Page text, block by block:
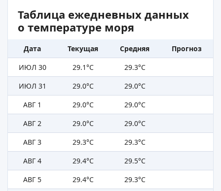
Таблица ежедневных данных
о температуре моря
Дата Текущая Средняя
Прогноз
ИЮЛ 30
29.1°C
29.3°C
ИЮЛ 31
29.0°C
29.0°C
АВГ 1
29.0°C
29.0°C
АВГ 2
29.0°C
29.0°C
АВГ 3
29.3°C
29.3°C
АВГ 4
29.4°C
29.5°C
АВГ 5
29.4°C 29.3°C